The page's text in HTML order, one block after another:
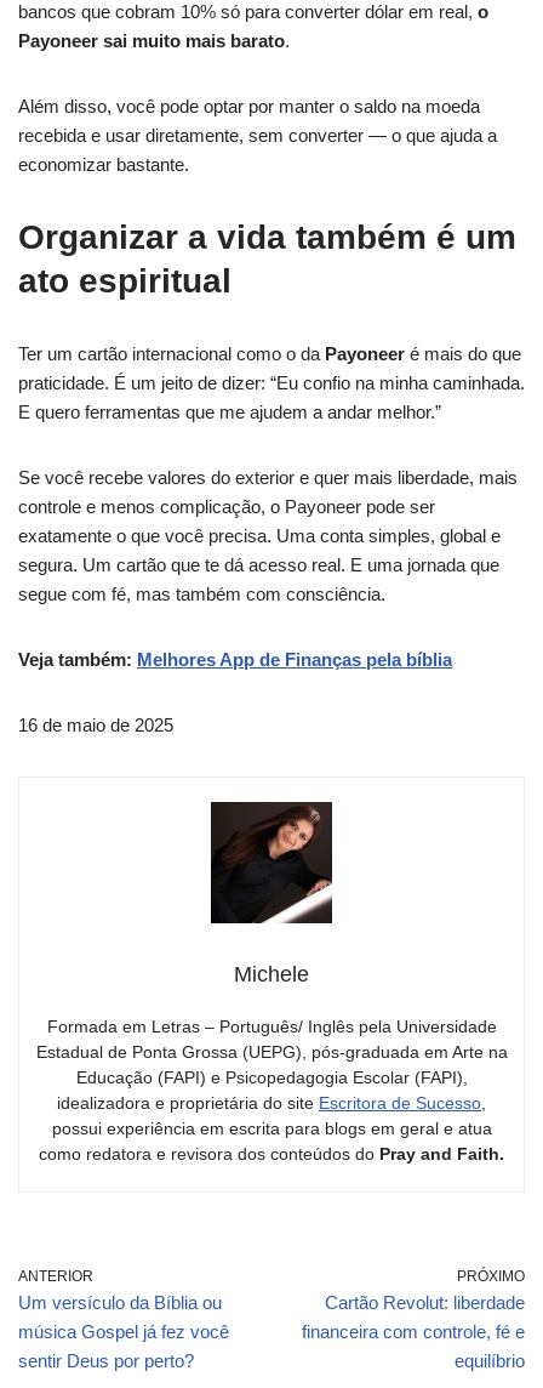
bancos que cobram 10% só para converter dólar em real, o
Payoneer sai muito mais barato.
Além disso, você pode optar por manter o saldo na moeda
recebida e usar diretamente, sem converter — o que ajuda a
economizar bastante.
Organizar a vida também é um
ato espiritual
Ter um cartão internacional como o da Payoneer é mais do que
praticidade. É um jeito de dizer: “Eu confio na minha caminhada.
E quero ferramentas que me ajudem a andar melhor.”
Se você recebe valores do exterior e quer mais liberdade, mais
controle e menos complicação, o Payoneer pode ser
exatamente o que você precisa. Uma conta simples, global e
segura. Um cartão que te dá acesso real. E uma jornada que
segue com fé, mas também com consciência.
Veja também: Melhores App de Finanças pela bíblia
16 de maio de 2025
Michele
Formada em Letras – Português/ Inglês pela Universidade
Estadual de Ponta Grossa (UEPG), pós-graduada em Arte na
Educação (FAPI) e Psicopedagogia Escolar (FAPI),
idealizadora e proprietária do site Escritora de Sucesso
possui experiência em escrita para blogs em geral e atua
como redatora e revisora dos conteúdos do Pray and Faith.
ANTERIOR
Um versículo da Bíblia ou
música Gospel já fez você
sentir Deus por perto?
PRÓXIMO
Cartão Revolut: liberdade
financeira com controle, fé e
equilíbrio